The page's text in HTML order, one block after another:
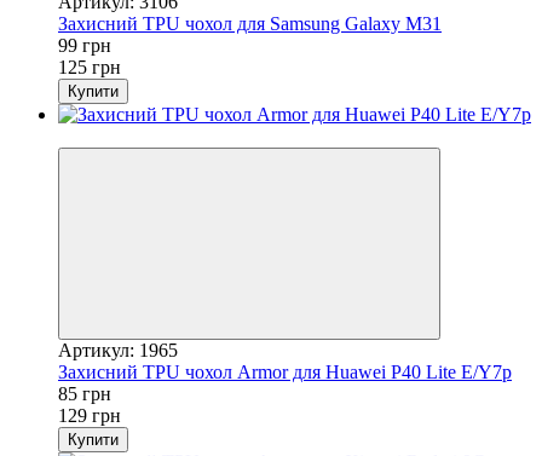
Захисний TPU чохол для Samsung Galaxy M31
99 грн
125 грн
Купити
Артикул: 1965
Захисний TPU чохол Armor для Huawei P40 Lite E/Y7p
85 грн
129 грн
Купити